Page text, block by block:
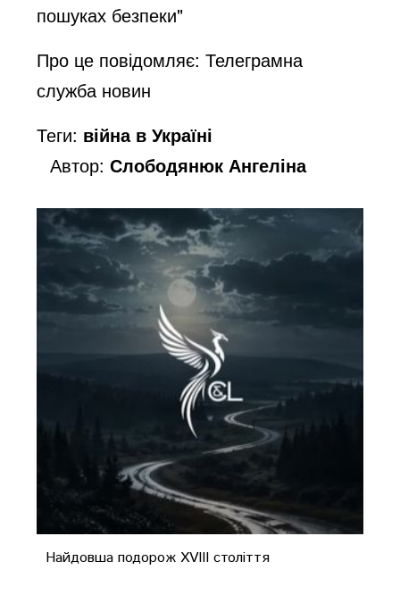
пошуках безпеки"
Про це повідомляє:Телеграмна
служба новин
Теги: війна в Україні
Автор:Слободянюк Ангеліна
Найдовша подорож XVIII століття